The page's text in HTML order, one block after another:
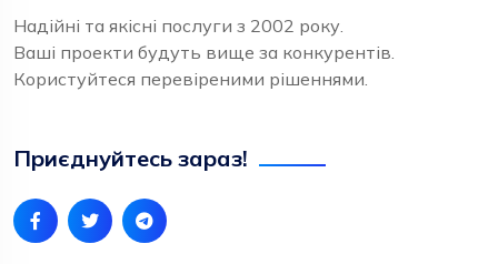
Надійні та якісні послуги з 2002 року.
Ваші проекти будуть вище за конкурентів.
Користуйтеся перевіреними рішеннями.
Приєднуйтесь зараз!